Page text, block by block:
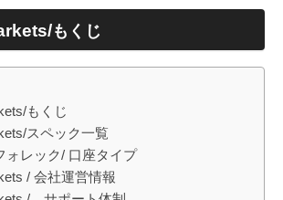
もくじ
もくじ
スペック一覧
ォレック/ 口座タイプ
/ 会社運営情報